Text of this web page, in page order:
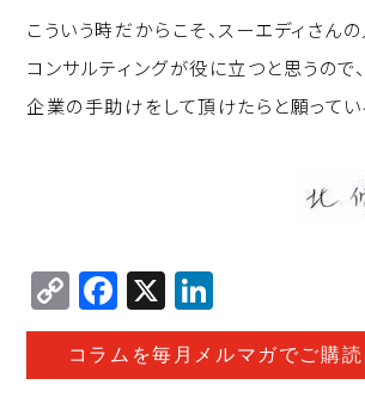
こういう時だからこそ、スーエディさん
コンサルティングが役に立つと思うので
企業の手助けをして頂けたらと願ってい
C
o
p
F
a
c
X
n
k
コラムを毎月メルマガでご購読